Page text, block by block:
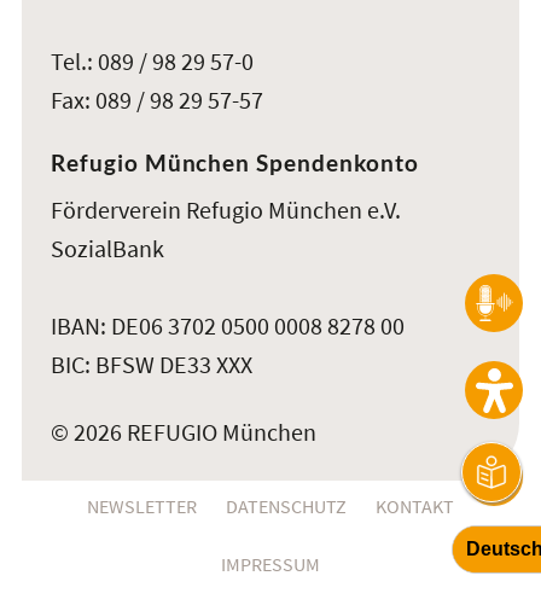
Tel.: 089 / 98 29 57-0
Fax: 089 / 98 29 57-57
Refugio München Spendenkonto
Förderverein Refugio München e.V.
SozialBank
IBAN: DE06 3702 0500 0008 8278 00
BIC: BFSW DE33 XXX
© 2026 REFUGIO München
NEWSLETTER DATENSCHUTZ KONTAKT
IMPRESSUM